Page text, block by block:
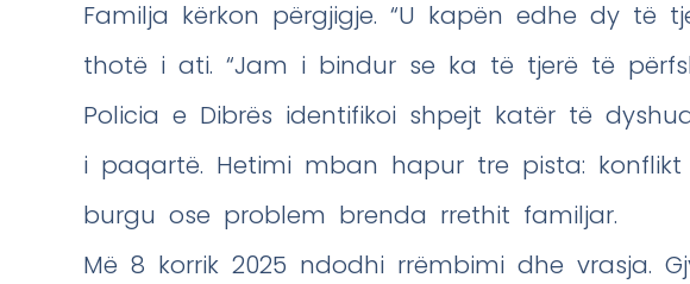
Familja kërkon përgjigje. “U kapën edhe dy të
thotë i ati. “Jam i bindur se ka të tjerë të
Policia e Dibrës identifikoi shpejt katër të
i paqartë. Hetimi mban hapur tre pista:
burgu ose problem brenda rrethit familjar.
Më 8 korrik 2025 ndodhi rrëmbimi dhe vrasja.